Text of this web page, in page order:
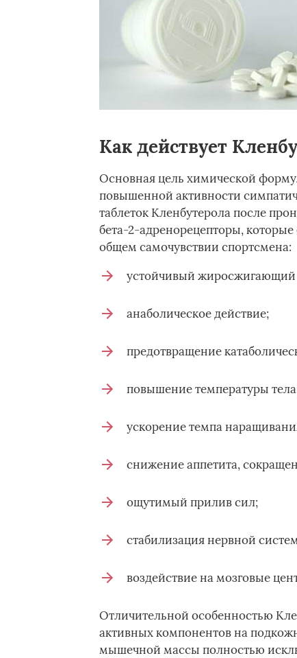
Как действует
Основная цель химической
повышенной активности
таблеток Кленбутерола после
бета-2-адренорецепторы,
общем самочувствии спортсмена:
устойчивый жиросжигающий
анаболическое действие;
предотвращение
повышение температуры
ускорение темпа
снижение аппетита,
ощутимый прилив сил;
стабилизация нервной
воздействие на мозговые
Отличительной особенностью
активных компонентов на
мышечной массы полностью